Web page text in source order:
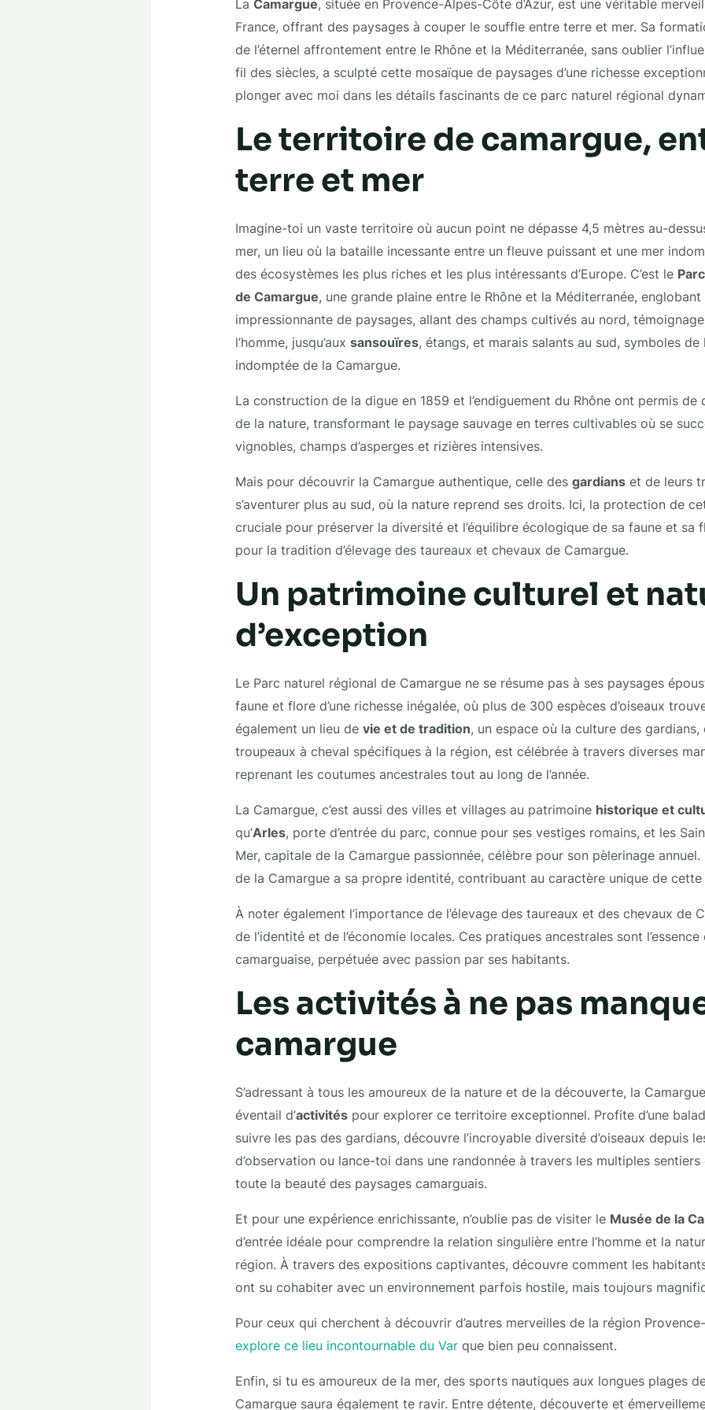
La Camargue, située en Provence-Alpes-Côte d’Azur, est une véritable
France, offrant des paysages à couper le souffle entre terre et mer. Sa
de l’éternel affrontement entre le Rhône et la Méditerranée, sans oublier
fil des siècles, a sculpté cette mosaïque de paysages d’une richesse
plonger avec moi dans les détails fascinants de ce parc naturel régional
Le territoire de camargue,
terre et mer
Imagine-toi un vaste territoire où aucun point ne dépasse 4,5 mètres au-
mer, un lieu où la bataille incessante entre un fleuve puissant et une mer
des écosystèmes les plus riches et les plus intéressants d’Europe. C’est le
de Camargue, une grande plaine entre le Rhône et la Méditerranée,
impressionnante de paysages, allant des champs cultivés au nord,
l’homme, jusqu’aux sansouïres, étangs, et marais salants au sud, symboles de
indomptée de la Camargue.
La construction de la digue en 1859 et l’endiguement du Rhône ont permis de
de la nature, transformant le paysage sauvage en terres cultivables où se
vignobles, champs d’asperges et rizières intensives.
Mais pour découvrir la Camargue authentique, celle des gardianset de leurs
s’aventurer plus au sud, où la nature reprend ses droits. Ici, la protection de
cruciale pour préserver la diversité et l’équilibre écologique de sa faune et sa
pour la tradition d’élevage des taureaux et chevaux de Camargue.
Un patrimoine culturel et
d’exception
Le Parc naturel régional de Camargue ne se résume pas à ses paysages
faune et flore d’une richesse inégalée, où plus de 300 espèces d’oiseaux
également un lieu de vie et de tradition, un espace où la culture des gardians,
troupeaux à cheval spécifiques à la région, est célébrée à travers diverses
reprenant les coutumes ancestrales tout au long de l’année.
La Camargue, c’est aussi des villes et villages au patrimoine historique et
qu’Arles, porte d’entrée du parc, connue pour ses vestiges romains, et les
Mer, capitale de la Camargue passionnée, célèbre pour son pèlerinage
de la Camargue a sa propre identité, contribuant au caractère unique de cette
À noter également l’importance de l’élevage des taureaux et des chevaux de
de l’identité et de l’économie locales. Ces pratiques ancestrales sont
camarguaise, perpétuée avec passion par ses habitants.
Les activités à ne pas
camargue
S’adressant à tous les amoureux de la nature et de la découverte, la
éventail d’activitéspour explorer ce territoire exceptionnel. Profite d’une
suivre les pas des gardians, découvre l’incroyable diversité d’oiseaux depuis
d’observation ou lance-toi dans une randonnée à travers les multiples
toute la beauté des paysages camarguais.
Et pour une expérience enrichissante, n’oublie pas de visiter le Musée de la
d’entrée idéale pour comprendre la relation singulière entre l’homme et la
région. À travers des expositions captivantes, découvre comment les
ont su cohabiter avec un environnement parfois hostile, mais toujours
Pour ceux qui cherchent à découvrir d’autres merveilles de la région
explore ce lieu incontournable du Varque bien peu connaissent.
Enfin, si tu es amoureux de la mer, des sports nautiques aux longues plages
Camargue saura également te ravir. Entre détente, découverte et